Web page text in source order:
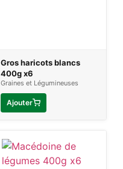
Gros haricots blancs
400g x6
Graines et Légumineuses
Ajouter